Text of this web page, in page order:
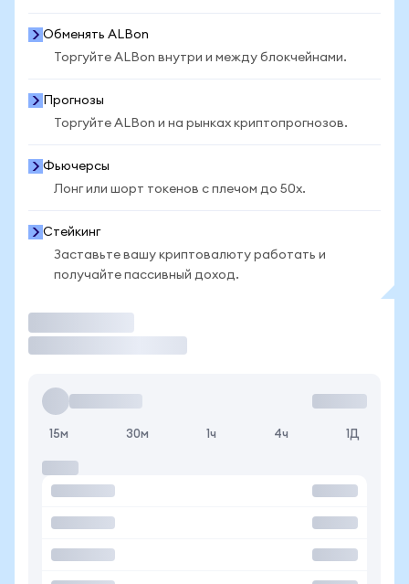
Обменять ALBon
Торгуйте ALBon внутри и между блокчейнами.
Прогнозы
Торгуйте ALBon и на рынках криптопрогнозов.
Фьючерсы
Лонг или шорт токенов с плечом до 50x.
Стейкинг
Заставьте вашу криптовалюту работать и
получайте пассивный доход.
15м 30м 1ч 4ч 1Д